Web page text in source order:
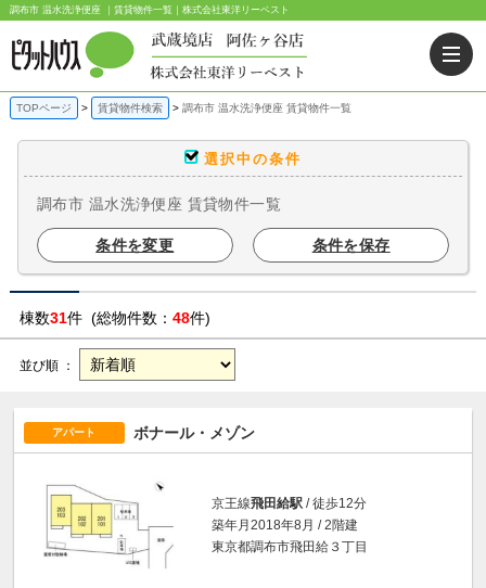
調布市 温水洗浄便座 ｜賃貸物件一覧｜株式会社東洋リーベスト
TOPページ 賃貸物件検索 調布市 温水洗浄便座 賃貸物件一覧
選択中の条件
調布市 温水洗浄便座 賃貸物件一覧
条件を変更 条件を保存
棟数31件 (総物件数： 48件)
並び順 ：
アパート ボナール・メゾン
京王線飛田給駅 / 徒歩12分
築年月2018年8月 / 2階建
東京都調布市飛田給３丁目